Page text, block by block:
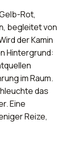
Rot,
begleitet von
der Kamin
Hintergrund:
im Raum.
das
Eine
Reize,